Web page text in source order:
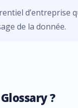
de la donnée.
?